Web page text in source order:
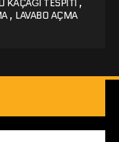
KAÇAĞI TESPITI ,
, LAVABO AÇMA